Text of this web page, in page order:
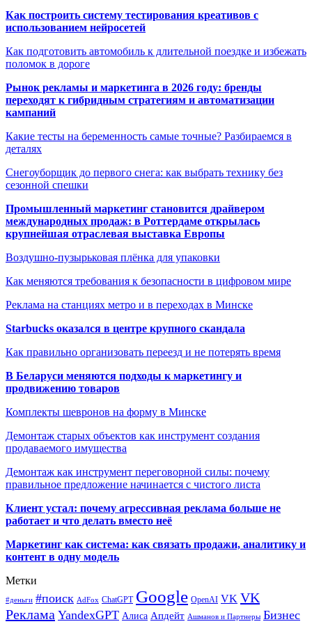
Как построить систему тестирования креативов с
использованием нейросетей
Как подготовить автомобиль к длительной поездке и избежать
поломок в дороге
Рынок рекламы и маркетинга в 2026 году: бренды
переходят к гибридным стратегиям и автоматизации
кампаний
Какие тесты на беременность самые точные? Разбираемся в
деталях
Снегоуборщик до первого снега: как выбрать технику без
сезонной спешки
Промышленный маркетинг становится драйвером
международных продаж: в Роттердаме открылась
крупнейшая отраслевая выставка Европы
Воздушно-пузырьковая плёнка для упаковки
Как меняются требования к безопасности в цифровом мире
Реклама на станциях метро и в переходах в Минске
Starbucks оказался в центре крупного скандала
Как правильно организовать переезд и не потерять время
В Беларуси меняются подходы к маркетингу и
продвижению товаров
Комплекты шевронов на форму в Минске
Демонтаж старых объектов как инструмент создания
продаваемого имущества
Демонтаж как инструмент переговорной силы: почему
правильное предложение начинается с чистого листа
Клиент устал: почему агрессивная реклама больше не
работает и что делать вместо неё
Маркетинг как система: как связать продажи, аналитику и
контент в одну модель
Метки
#деньги #поиск AdFox ChatGPT Google OpenAI VK VK
Реклама YandexGPT Алиса Апдейт Ашманов и Партнеры Бизнес